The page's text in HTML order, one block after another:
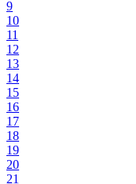
9
10
11
12
13
14
15
16
17
18
19
20
21